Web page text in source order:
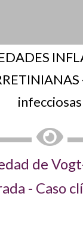
infecciosas
de
- Caso